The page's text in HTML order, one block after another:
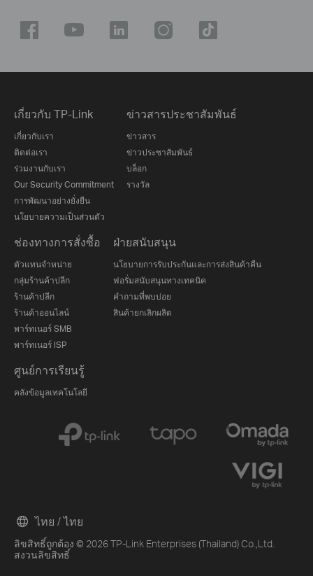
เกี่ยวกับ TP-Link
เกี่ยวกับเรา
ติดต่อเรา
ร่วมงานกับเรา
Our Security Commitment
การพัฒนาอย่างยั่งยืน
นโยบายความเป็นส่วนตัว
ข่าวสารประชาสัมพันธ์
ข่าวสาร
ข่าวประชาสัมพันธ์
บล็อก
รางวัล
ช่องทางการสั่งซื้อ
ตัวแทนจำหน่าย
กลุ่มร้านค้าปลีก
ร้านค้าปลีก
ร้านค้าออนไลน์
พาร์ทเนอร์ SMB
พาร์ทเนอร์ ISP
ฝ่ายสนับสนุน
นโยบายการรับประกันและการส่งสินค้าคืน
ฟอรั่มสนับสนุนทางเทคนิค
คำถามที่พบบ่อย
สินค้ายกเลิกผลิต
ศูนย์การเรียนรู้
คลังข้อมูลเทคโนโลยี
ลิขสิทธิ์ถูกต้อง © 2026 TP-Link Enterprises (Thailand) Co.,Ltd.
สงวนลิขสิทธิ์
ไทย / ไทย